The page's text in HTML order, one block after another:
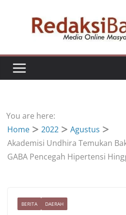
You are here:
Home
2022
Agustus
Akademisi Undhira Temukan
GABA Pencegah Hipertensi
BERITA DAERAH